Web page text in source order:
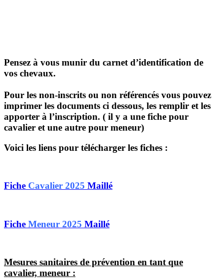
Pensez à vous munir du carnet d’identification de
vos chevaux.
Pour les non-inscrits ou non référencés vous pouvez
imprimer les documents ci dessous, les remplir et les
apporter à l’inscription. ( il y a une fiche pour
cavalier et une autre pour meneur)
Voici les liens pour télécharger les fiches :
Fiche Cavalier 2025 Maillé
Fiche Meneur 2025 Maillé
Mesures sanitaires de prévention en tant que
cavalier, meneur :